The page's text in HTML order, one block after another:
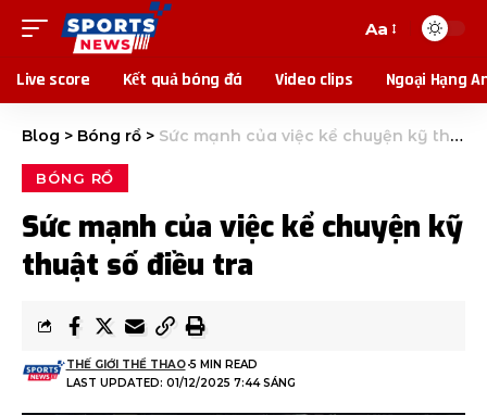
Aa
Live score Kết quả bóng đá Video clips Ngoại Hạng
Blog > Bóng rổ > Sức mạnh của việc kể chuyện kỹ thuật số điều tra
BÓNG RỔ
Sức mạnh của việc kể chuyện kỹ
thuật số điều tra
LAST UPDATED: 01/12/2025 7:44 SÁNG
THẾ GIỚI THỂ THAO 5 MIN READ